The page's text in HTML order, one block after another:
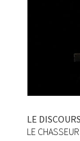
LE
LE